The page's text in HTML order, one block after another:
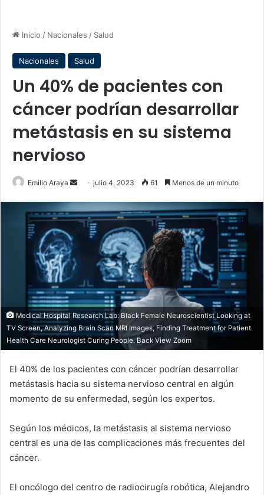
Inicio / Nacionales / Salud
Nacionales Salud
Un 40% de pacientes con
cáncer podrían desarrollar
metástasis en su sistema
nervioso
Emilio Araya
Send
email
julio 4, 2023 61 Menos de un minuto
Medical Hospital Research Lab: Black Female Neuroscientist Looking at
TV Screen, Analyzing Brain Scan MRI Images, Finding Treatment for Patient.
Health Care Neurologist Curing People. Back View Zoom
El 40% de los pacientes con cáncer podrían desarrollar
metástasis hacia su sistema nervioso central en algún
momento de su enfermedad, según los expertos.
Según los médicos, la metástasis al sistema nervioso
central es una de las complicaciones más frecuentes del
cáncer.
El oncólogo del centro de radiocirugía robótica, Alejandro